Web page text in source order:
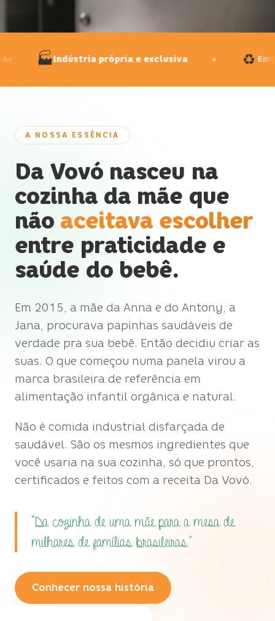
♻️Embalagens recicláveis e biodegradáveis
A NOSSA ESSÊNCIA
Da Vovó nasceu na
cozinha da mãe que
não aceitava escolher
entre praticidade e
saúde do bebê.
Em 2015, a mãe da Anna e do Antony, a
Jana, procurava papinhas saudáveis de
verdade pra sua bebê. Então decidiu criar as
suas. O que começou numa panela virou a
marca brasileira de referência em
alimentação infantil orgânica e natural.
Não é comida industrial disfarçada de
saudável. São os mesmos ingredientes que
você usaria na sua cozinha, só que prontos,
certificados e feitos com a receita Da Vovó.
“Da cozinha de uma mãe para a mesa de
milhares de famílias brasileiras.”
Conhecer nossa história